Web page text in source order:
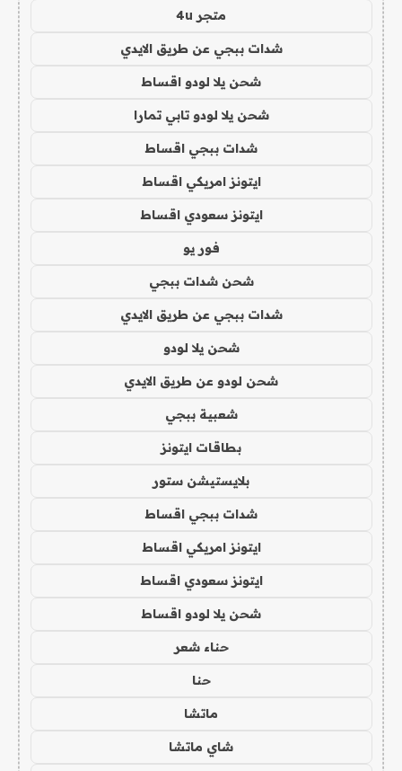
متجر 4u
شدات ببجي عن طريق الايدي
شحن يلا لودو اقساط
شحن يلا لودو تابي تمارا
شدات ببجي اقساط
ايتونز امريكي اقساط
ايتونز سعودي اقساط
فور يو
شحن شدات ببجي
شدات ببجي عن طريق الايدي
شحن يلا لودو
شحن لودو عن طريق الايدي
شعبية ببجي
بطاقات ايتونز
بلايستيشن ستور
شدات ببجي اقساط
ايتونز امريكي اقساط
ايتونز سعودي اقساط
شحن يلا لودو اقساط
حناء شعر
حنا
ماتشا
شاي ماتشا